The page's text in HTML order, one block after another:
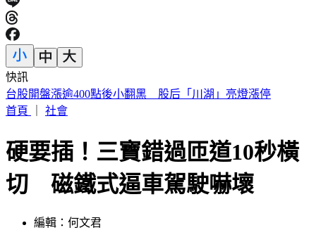
快訊
國1彰化「3車連環撞」！休旅車扭成廢鐵 駕駛受困骨折
首頁
社會
硬要插！三寶錯過匝道10秒橫
切 磁鐵式逼車駕駛嚇壞
編輯：何文君